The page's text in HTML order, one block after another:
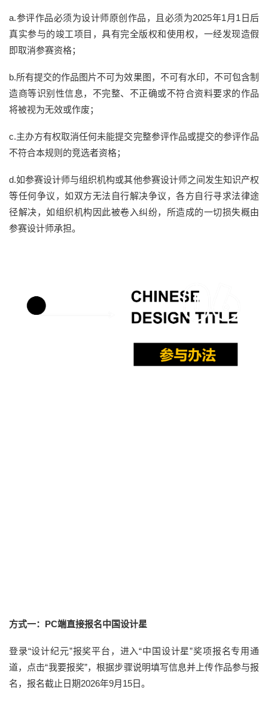
a.参评作品必须为设计师原创作品，且必须为2025年1月1日后
真实参与的竣工项目，具有完全版权和使用权，一经发现造假
即取消参赛资格；
b.所有提交的作品图片不可为效果图，不可有水印，不可包含制
造商等识别性信息，不完整、不正确或不符合资料要求的作品
将被视为无效或作废；
c.主办方有权取消任何未能提交完整参评作品或提交的参评作品
不符合本规则的竞选者资格；
d.如参赛设计师与组织机构或其他参赛设计师之间发生知识产权
等任何争议，如双方无法自行解决争议，各方自行寻求法律途
径解决，如组织机构因此被卷入纠纷，所造成的一切损失概由
参赛设计师承担。
方式一：PC端直接报名中国设计星
登录“设计纪元”报奖平台，进入“中国设计星”奖项报名专用通
道，点击“我要报奖”，根据步骤说明填写信息并上传作品参与报
名，报名截止日期2026年9月15日。